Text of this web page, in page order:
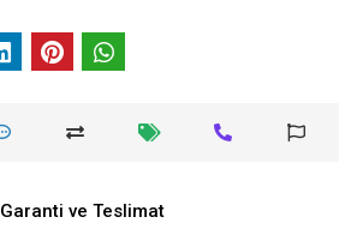
Garanti ve Teslimat